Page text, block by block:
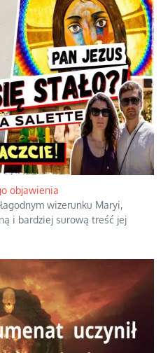
strona podręcznikowych
historycznych
potwierdzenie dawnych
telewizyjnych ekspertów